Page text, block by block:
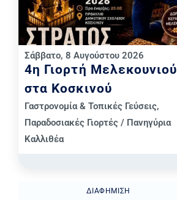
Σάββατο, 8 Αυγούστου 2026
4η Γιορτή Μελεκουνιού
στα Κοσκινού
Γαστρονομία & Τοπικές Γεύσεις,
Παραδοσιακές Γιορτές / Πανηγύρια
Καλλιθέα
ΔΙΑΦΉΜΙΣΗ